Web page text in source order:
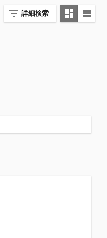
詳細検索